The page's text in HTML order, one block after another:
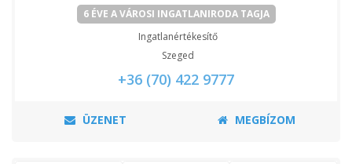
6 ÉVE A VÁROSI INGATLANIRODA TAGJA
Ingatlanértékesítő
Szeged
+36 (70) 422 9777
ÜZENET MEGBÍZOM